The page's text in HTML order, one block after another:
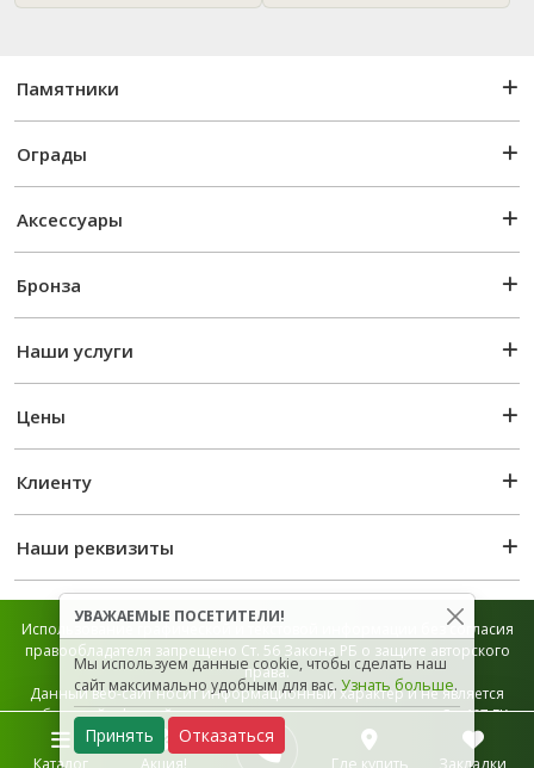
Памятники
Ограды
Аксессуары
Бронза
Наши услуги
Цены
Клиенту
Наши реквизиты
Использование графической и текстовой информации без согласия
правообладателя запрещено Ст. 56 Закона РБ о защите авторского
права.
Данный веб-сайт носит информационный характер и не является
публичной офертой, которая определяется положением Ст. 407 ГК
РБ.
Карта сайта
Каталог Акция! Где купить Закладки
УВАЖАЕМЫЕ ПОСЕТИТЕЛИ!
Мы используем данные cookie, чтобы сделать наш
сайт максимально удобным для вас. Узнать больше.
Принять Отказаться